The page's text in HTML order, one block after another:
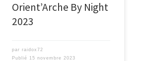
Orient’Arche By Night
2023
parraidox72
Publié 15 novembre 2023